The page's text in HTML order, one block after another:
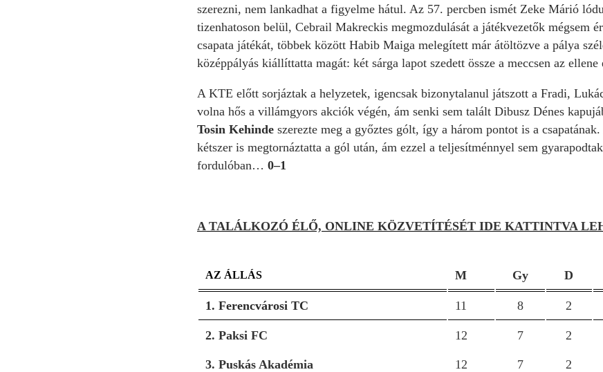
szerezni, nem lankadhat a figyelme hátul. Az 57. percben ismét Zeke Márió
tizenhatoson belül, Cebrail Makreckis megmozdulását a játékvezetők mégsem
csapata játékát, többek között Habib Maiga melegített már átöltözve a pálya
középpályás kiállíttatta magát: két sárga lapot szedett össze a meccsen az
A KTE előtt sorjáztak a helyzetek, igencsak bizonytalanul játszott a Fradi,
volna hős a villámgyors akciók végén, ám senki sem talált Dibusz Dénes
Tosin Kehindeszerezte meg a győztes gólt, így a három pontot is a
kétszer is megtornáztatta a gól után, ám ezzel a teljesítménnyel sem
fordulóban… 0–1
A TALÁLKOZÓ ÉLŐ, ONLINE KÖZVETÍTÉSÉT IDE KATTINTVA
AZ ÁLLÁS M Gy D
1. Ferencvárosi TC 11 8 2
2. Paksi FC 12 7 2
3. Puskás Akadémia 12 7 2